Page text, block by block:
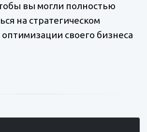
вы могли полностью
на стратегическом
своего бизнеса